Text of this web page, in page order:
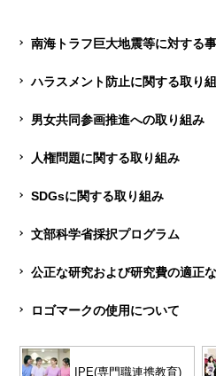
南海トラフ巨大地震等に対する
ハラスメント防止に関する取り
男女共同参画推進への取り組み
人権問題に関する取り組み
SDGsに関する取り組み
文部科学省採択プログラム
公正な研究および研究費の適正
ロゴマークの使用について
IPE(専門職連携教育)